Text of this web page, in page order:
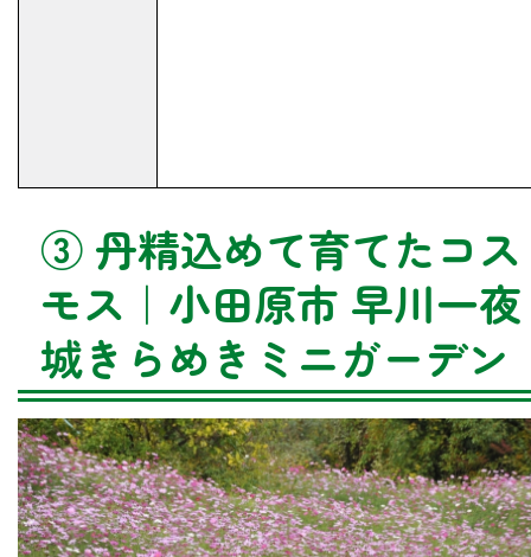
③ 丹精込めて育てたコス
モス｜小田原市 早川一夜
城きらめきミニガーデン